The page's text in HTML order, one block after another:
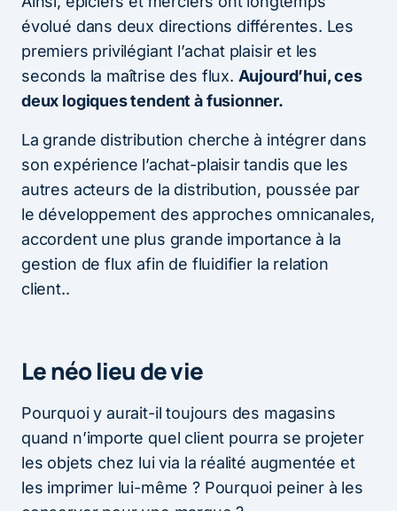
évolué dans deux directions différentes. Les
premiers privilégiant l’achat plaisir et les
seconds la maîtrise des flux. Aujourd’hui, ces
deux logiques tendent à fusionner.
La grande distribution cherche à intégrer dans
son expérience l’achat-plaisir tandis que les
autres acteurs de la distribution, poussée par
le développement des approches omnicanales,
accordent une plus grande importance à la
gestion de flux afin de fluidifier la relation
client..
Le néo lieu de vie
Pourquoi y aurait-il toujours des magasins
quand n’importe quel client pourra se projeter
les objets chez lui via la réalité augmentée et
les imprimer lui-même ? Pourquoi peiner à les